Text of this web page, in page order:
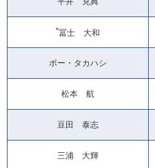
*冨士 大和
ボー・タカハシ
松本 航
豆田 泰志
三浦 大輝